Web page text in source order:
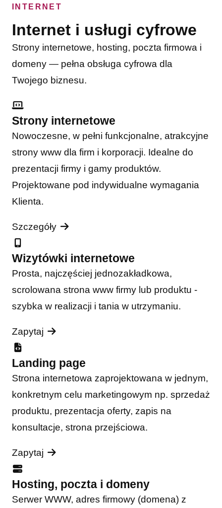
INTERNET
Internet i usługi cyfrowe
Strony internetowe, hosting, poczta firmowa i
domeny — pełna obsługa cyfrowa dla
Twojego biznesu.
Strony internetowe
Nowoczesne, w pełni funkcjonalne, atrakcyjne
strony www dla firm i korporacji. Idealne do
prezentacji firmy i gamy produktów.
Projektowane pod indywidualne wymagania
Klienta.
Szczegóły
Wizytówki internetowe
Prosta, najczęściej jednozakładkowa,
scrolowana strona www firmy lub produktu -
szybka w realizacji i tania w utrzymaniu.
Zapytaj
Landing page
Strona internetowa zaprojektowana w jednym,
konkretnym celu marketingowym np. sprzedaż
produktu, prezentacja oferty, zapis na
konsultacje, strona przejściowa.
Zapytaj
Hosting, poczta i domeny
Serwer WWW, adres firmowy (domena) z